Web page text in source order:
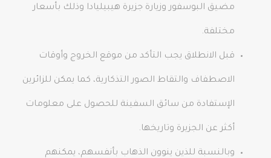
مضيق البوسفور وزيارة جزيرة هيبيليادا وذلك بأسعار
مختلفة.
قبل الانطلاق يجب التأكد من موقع الخروج وأوقات
الاصطفاف والتقاط الصور التذكارية، كما يمكن للزائرين
الإستفادة من سائق السفينة للحصول على معلومات
أكثر عن الجزيرة وتاريخها.
وبالنسبة للذين ينوون الذهاب بأنفسهم، يمكنهم